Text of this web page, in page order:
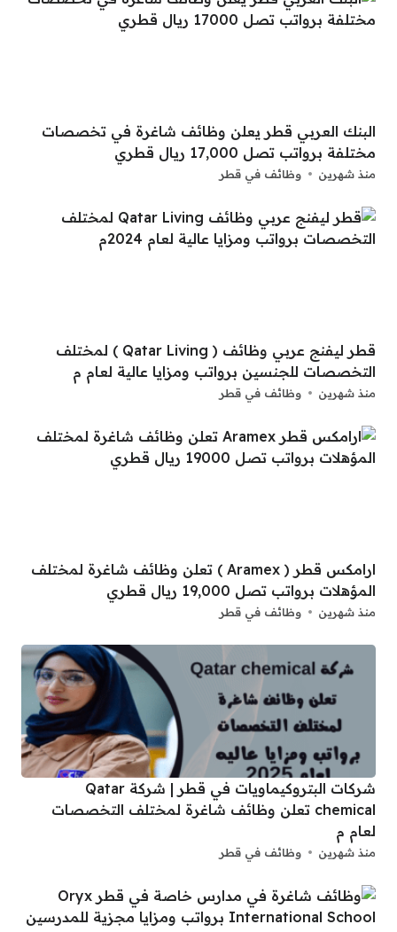
البنك العربي قطر يعلن وظائف شاغرة في تخصصات
مختلفة برواتب تصل 17,000 ريال قطري
منذ شهرين وظائف في قطر
قطر ليفنج عربي وظائف ( Qatar Living ) لمختلف
التخصصات للجنسين برواتب ومزايا عالية لعام م
منذ شهرين وظائف في قطر
ارامكس قطر ( Aramex ) تعلن وظائف شاغرة لمختلف
المؤهلات برواتب تصل 19,000 ريال قطري
منذ شهرين وظائف في قطر
شركات البتروكيماويات في قطر | شركة Qatar
chemical تعلن وظائف شاغرة لمختلف التخصصات
لعام م
منذ شهرين وظائف في قطر